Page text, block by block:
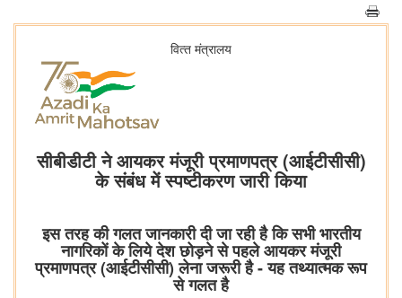
वित्‍त मंत्रालय
सीबीडीटी ने आयकर मंजूरी प्रमाणपत्र (आईटीसीसी)
के संबंध में स्पष्टीकरण जारी किया
इस तरह की गलत जानकारी दी जा रही है कि सभी भारतीय
नागरिकों के लिये देश छोड़ने से पहले आयकर मंजूरी
प्रमाणपत्र (आईटीसीसी) लेना जरूरी है - यह तथ्यात्मक रूप
से गलत है